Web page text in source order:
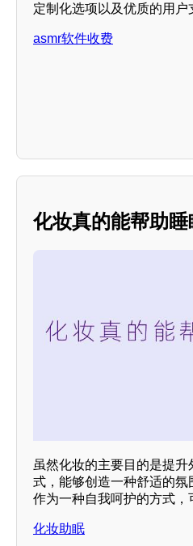
定制化选项以及优质的用户
asmr软件收费
化妆真的能帮助睡
虽然化妆的主要目的是提
式，能够创造一种舒适的
作为一种自我呵护的方式，
化妆助眠